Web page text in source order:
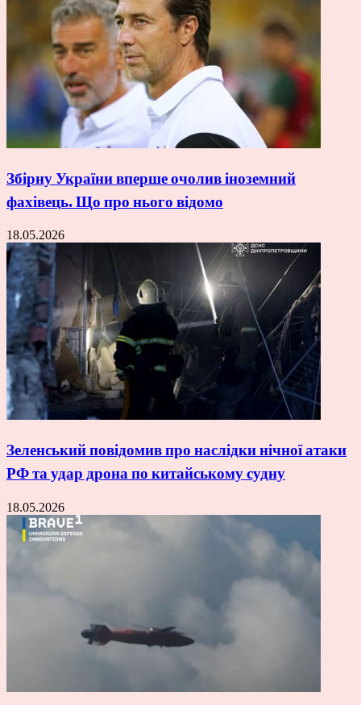
Збірну України вперше очолив іноземний
фахівець. Що про нього відомо
18.05.2026
Зеленський повідомив про наслідки нічної атаки
РФ та удар дрона по китайському судну
18.05.2026